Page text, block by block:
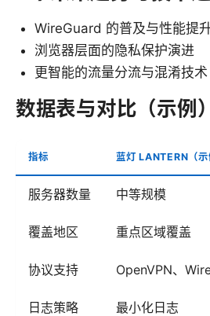
WireGuard 的普及与性能提
浏览器层面的隐私保护演进
更智能的流量分流与混淆技术
数据表与对比（示例）
指标 蓝灯 LANTERN（示
服务器数量 中等规模
覆盖地区 重点区域覆盖
协议支持 OpenVPN、
日志策略 最小化日志